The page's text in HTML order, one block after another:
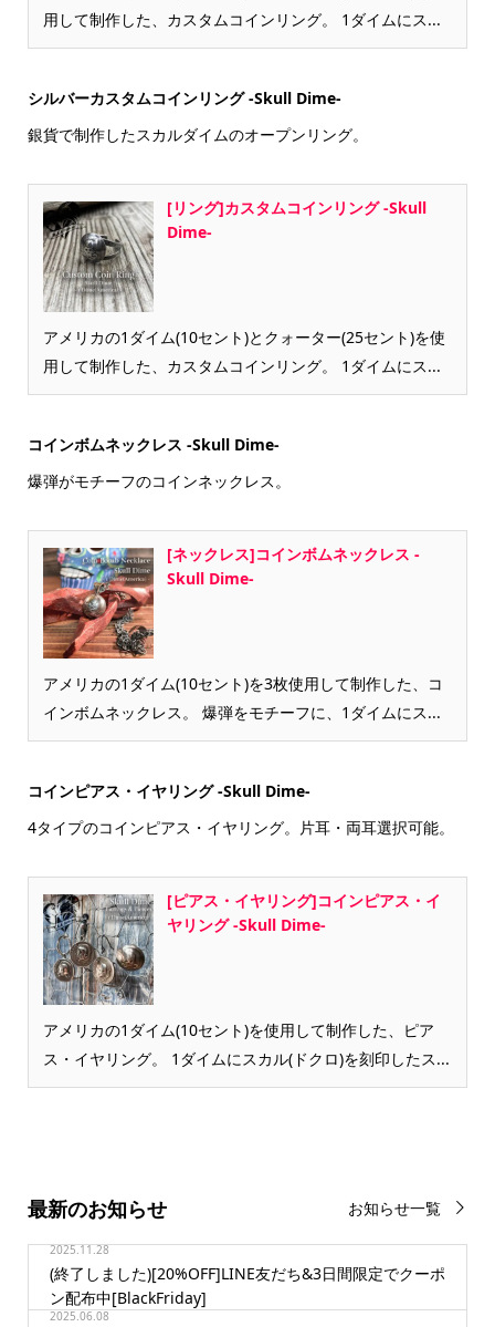
用して制作した、カスタムコインリング。 1ダイムにス...
シルバーカスタムコインリング -Skull Dime-
銀貨で制作したスカルダイムのオープンリング。
[リング]カスタムコインリング -Skull
Dime-
アメリカの1ダイム(10セント)とクォーター(25セント)を使
用して制作した、カスタムコインリング。 1ダイムにス...
コインボムネックレス -Skull Dime-
爆弾がモチーフのコインネックレス。
[ネックレス]コインボムネックレス -
Skull Dime-
アメリカの1ダイム(10セント)を3枚使用して制作した、コ
インボムネックレス。 爆弾をモチーフに、1ダイムにス...
コインピアス・イヤリング -Skull Dime-
4タイプのコインピアス・イヤリング。片耳・両耳選択可能。
[ピアス・イヤリング]コインピアス・イ
ヤリング -Skull Dime-
アメリカの1ダイム(10セント)を使用して制作した、ピア
ス・イヤリング。 1ダイムにスカル(ドクロ)を刻印したス...
最新のお知らせ お知らせ一覧
2025.11.28
(終了しました)[20%OFF]LINE友だち&3日間限定でクーポ
ン配布中[BlackFriday]
2025.06.08